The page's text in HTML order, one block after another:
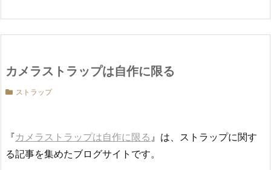
カメラストラップは自作に限る
ストラップ
『カメラストラップは自作に限る 』は、ストラップに関す
る記事を集めたブログサイトです。